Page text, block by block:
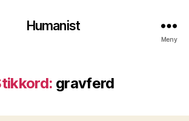
Humanist
Meny
gravferd